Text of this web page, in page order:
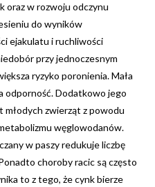
oraz w rozwoju odczynu
do wyników
ejakulatu i ruchliwości
przy jednoczesnym
ryzyko poronienia. Mała
odporność. Dodatkowo jego
zwierząt z powodu
węglowodanów.
w paszy redukuje liczbę
choroby racic są często
to z tego, że cynk bierze